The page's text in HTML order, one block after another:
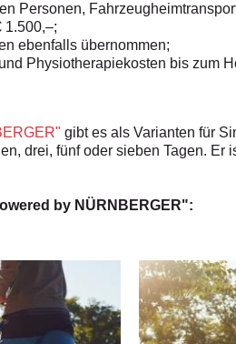
Personen,
1.500,–;
ebenfalls übernommen;
Physiotherapiekosten bis zum
gibt es als Varianten für
drei, fünf oder sieben Tagen.
by NÜRNBERGER":